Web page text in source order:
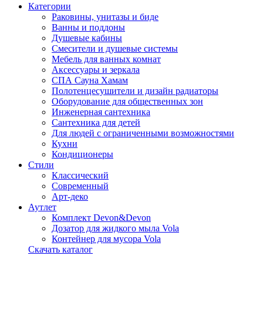
Категории
Раковины, унитазы и биде
Ванны и поддоны
Душевые кабины
Смесители и душевые системы
Мебель для ванных комнат
Аксессуары и зеркала
СПА Сауна Хамам
Полотенцесушители и дизайн радиаторы
Оборудование для общественных зон
Инженерная сантехника
Сантехника для детей
Для людей с ограниченными возможностями
Кухни
Кондиционеры
Стили
Классический
Современный
Арт-деко
Аутлет
Комплект Devon&Devon
Дозатор для жидкого мыла Vola
Контейнер для мусора Vola
Скачать каталог